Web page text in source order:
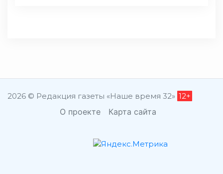
2026 © Редакция газеты «Наше время 32» 12+
О проекте Карта сайта